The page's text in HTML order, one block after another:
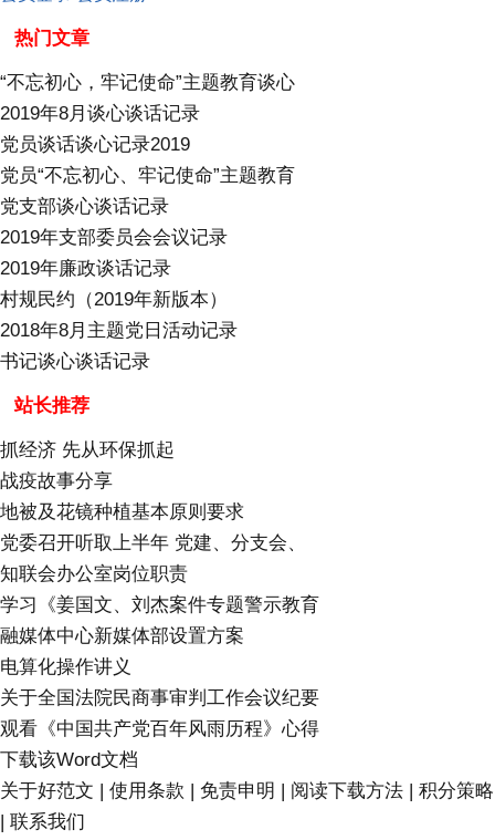
热门文章
“不忘初心，牢记使命”主题教育谈心
2019年8月谈心谈话记录
党员谈话谈心记录2019
党员“不忘初心、牢记使命”主题教育
党支部谈心谈话记录
2019年支部委员会会议记录
2019年廉政谈话记录
村规民约（2019年新版本）
2018年8月主题党日活动记录
书记谈心谈话记录
站长推荐
抓经济 先从环保抓起
战疫故事分享
地被及花镜种植基本原则要求
党委召开听取上半年 党建、分支会、
知联会办公室岗位职责
学习《姜国文、刘杰案件专题警示教育
融媒体中心新媒体部设置方案
电算化操作讲义
关于全国法院民商事审判工作会议纪要
观看《中国共产党百年风雨历程》心得
下载该Word文档
关于好范文 | 使用条款 | 免责申明 | 阅读下载方法 | 积分策略
| 联系我们